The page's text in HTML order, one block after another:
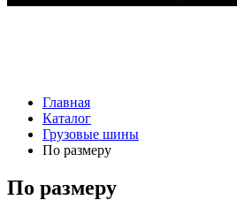
Главная
Каталог
Грузовые шины
По размеру
По размеру